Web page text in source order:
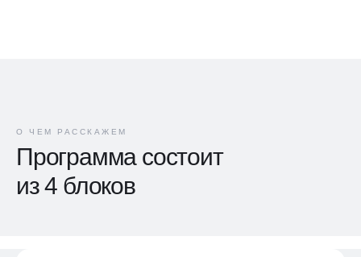
О ЧЕМ РАССКАЖЕМ
Программа состоит
из 4 блоков